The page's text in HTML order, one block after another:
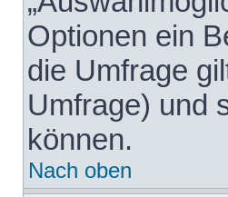
Optionen ein
die Umfrage
Umfrage) und
können.
Nach oben